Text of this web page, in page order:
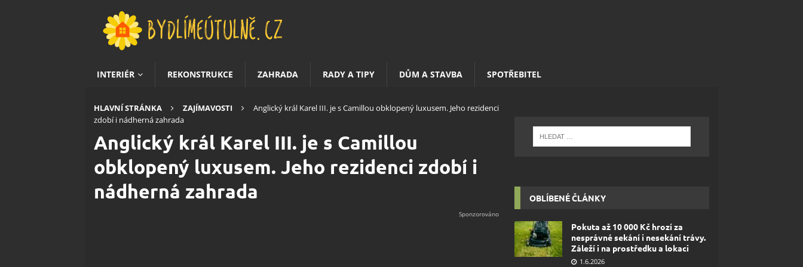
INTERIÉR REKONSTRUKCE ZAHRADA RADY A TIPY DŮM A STAVBA SPOTŘEBITEL
HLAVNÍ STRÁNKA ZAJÍMAVOSTI
Anglický král Karel III. je s Camillou obklopený luxusem. Jeho rezidenci
zdobí i nádherná zahrada
Anglický král Karel III. je s Camillou
obklopený luxusem. Jeho rezidenci zdobí i
nádherná zahrada
OBLÍBENÉ ČLÁNKY
Pokuta až 10 000 Kč hrozí za
nesprávné sekání i nesekání trávy.
Záleží i na prostředku a lokaci
1.6.2026